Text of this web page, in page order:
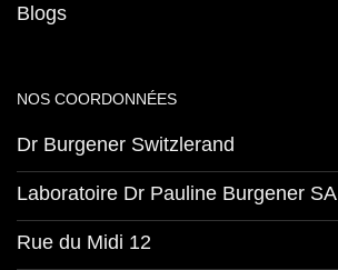
Blogs
NOS COORDONNÉES
Dr Burgener Switzlerand
Laboratoire Dr Pauline Burgener SA
Rue du Midi 12